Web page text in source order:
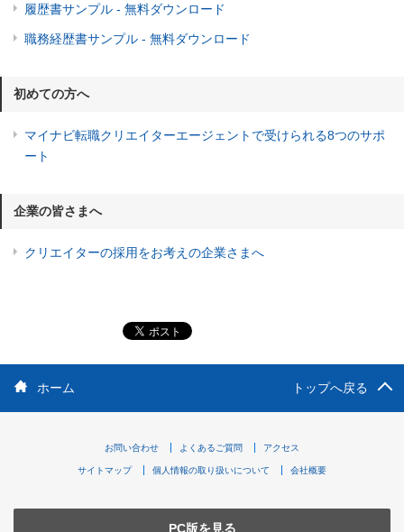
履歴書サンプル - 無料ダウンロード
職務経歴書サンプル - 無料ダウンロード
初めての方へ
マイナビ転職クリエイターエージェントで受けられる8つのサポ
ート
企業の皆さまへ
クリエイターの採用をお考えの企業さまへ
ホーム トップへ戻る
お問い合わせ よくあるご質問 アクセス
サイトマップ 個人情報の取り扱いについて 会社概要
PC版を見る